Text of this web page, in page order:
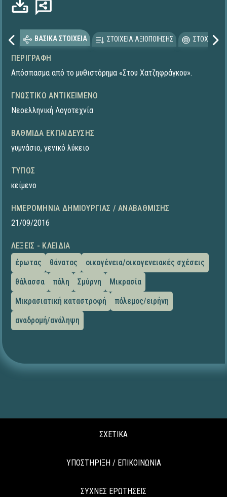
ΒΑΣΙΚΑ ΣΤΟΙΧΕΙΑ ΣΤΟΙΧΕΙΑ ΑΞΙΟΠΟΙΗΣΗΣ
ΠΕΡΙΓΡΑΦΉ
Απόσπασμα από το μυθιστόρημα «Στου Χατζηφράγκου».
ΓΝΩΣΤΙΚΌ ΑΝΤΙΚΕΊΜΕΝΟ
Νεοελληνική Λογοτεχνία
ΒΑΘΜΊΔΑ ΕΚΠΑΊΔΕΥΣΗΣ
γυμνάσιο, γενικό λύκειο
ΤΎΠΟΣ
κείμενο
ΗΜΕΡΟΜΗΝΊΑ ΔΗΜΙΟΥΡΓΊΑΣ / ΑΝΑΒΆΘΜΙΣΗΣ
21/09/2016
ΛΈΞΕΙΣ - ΚΛΕΙΔΙΆ
έρωτας
θάνατος
οικογένεια/οικογενειακές σχέσεις
θάλασσα
πόλη Σμύρνη
Μικρασία
Μικρασιατική καταστροφή
πόλεμος/ειρήνη
αναδρομή/ανάληψη
ΣΧΕΤΙΚΑ
ΥΠΟΣΤΗΡΙΞΗ / ΕΠΙΚΟΙΝΩΝΙΑ
ΣΥΧΝΕΣ ΕΡΩΤΗΣΕΙΣ